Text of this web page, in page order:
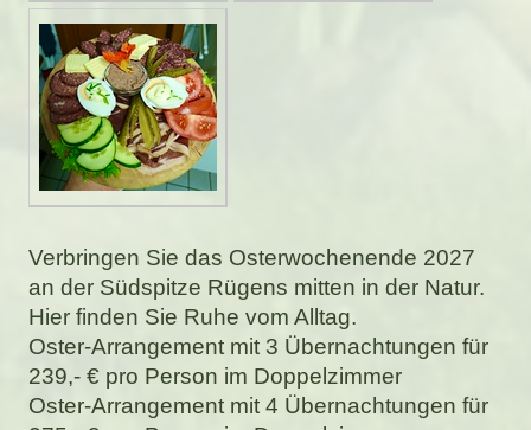
Verbringen Sie das Osterwochenende 2027
an der Südspitze Rügens mitten in der Natur.
Hier finden Sie Ruhe vom Alltag.
Oster-Arrangement mit 3 Übernachtungen für
239,- € pro Person im Doppelzimmer
Oster-Arrangement mit 4 Übernachtungen für